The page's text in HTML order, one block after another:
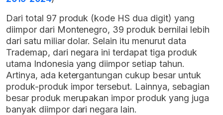
Dari total 97 produk (kode HS dua digit) yang
diimpor dari Montenegro, 39 produk bernilai lebih
dari satu miliar dolar. Selain itu menurut data
Trademap, dari negara ini terdapat tiga produk
utama Indonesia yang diimpor setiap tahun.
Artinya, ada ketergantungan cukup besar untuk
produk-produk impor tersebut. Lainnya, sebagian
besar produk merupakan impor produk yang juga
banyak diimpor dari negara lain.